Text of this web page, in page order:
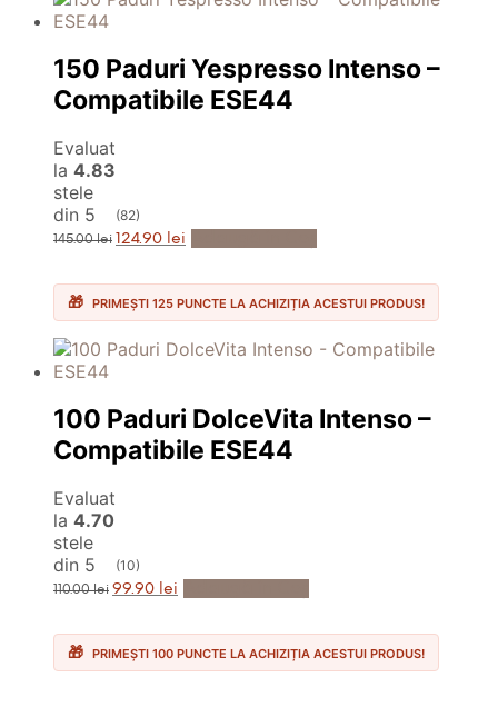
150 Paduri Yespresso Intenso –
Compatibile ESE44
Evaluat
la 4.83
stele
din 5
(82)
145.00lei Prețul
inițial
fost:
145.00 lei.
124.90 lei Prețul
curent
124.90 lei.
PRIMEȘTI 125 PUNCTE LA ACHIZIȚIA ACESTUI PRODUS!
100 Paduri DolceVita Intenso –
Compatibile ESE44
Evaluat
la 4.70
stele
din 5
(10)
110.00lei Prețul
inițial
fost:
110.00 lei.
99.90 lei Prețul
curent
99.90 lei.
PRIMEȘTI 100 PUNCTE LA ACHIZIȚIA ACESTUI PRODUS!